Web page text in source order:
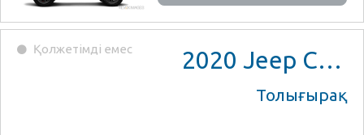
Қолжетімді емес 2020 Jeep Compass
Толығырақ